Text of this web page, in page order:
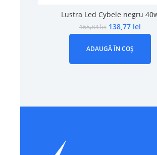
Lustra Led Cybele negru
165,84lei 138,77 lei
ADAUGĂ ÎN COȘ